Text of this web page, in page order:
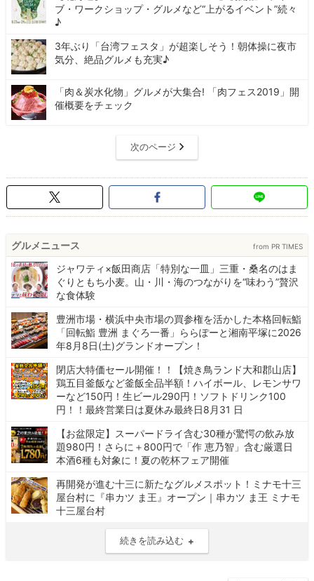
ブ・ワークショップ・グルメなど“上がるイベント”続々
♪
3年ぶり「台湾フェスタ」が超楽しそう！朝体操に夜市
気分、絶品グルメも充実♪
「肉＆炭水化物」グルメが大集合! 「肉フェス2019」開
催概要をチェック
次のページ
グルメニュース from PR TIMES
ジャワティ×飯田商店「特別な一皿」三重・桑名のはま
ぐりともち小麦。山・川・海のつながりを“味わう”贅沢
な食体験
豊洲市場・横浜中央市場の買参権を活かした本格回転鮨
「回転鮨 豊洲 まぐろ一番」ららぽーと湘南平塚に2026
年8月8日(土)グランドオープン！
閉店大特価セール開催！！【焼き鳥ランド大和郡山店】
鶏五目釜飯など釜飯全品半額！ハイボール、レモンサワ
ーなど150円！生ビール290円！ソフトドリンク100
円！！最終営業日は夏休み最終日8月31 日
【お盆限定】スーパードライ含む30種が驚愕の飲み放
題980円！さらに＋800円で「作 恵乃智」含む厳選日
本酒6種も対象に！夏の乾杯フェア開催
再開発が進む十三に新たなグルメスポット！ミナモ十三
屋台村に『串カツ ま王』オープン｜串カツ ま王 ミナモ
十三屋台村
続きを読み込む